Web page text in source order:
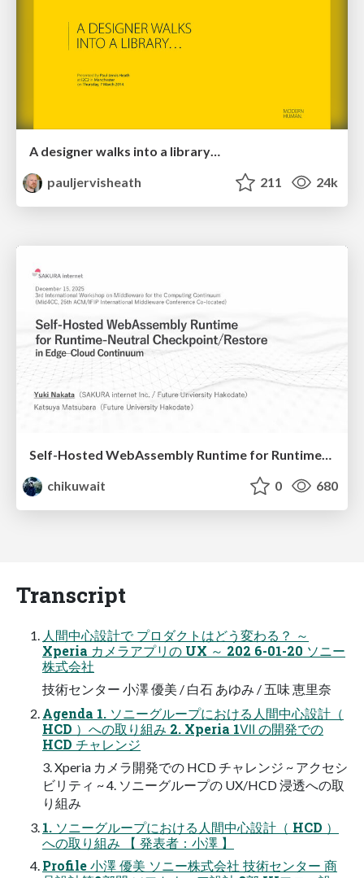
A designer walks into a library…
pauljervisheath
211 24k
chikuwait
0 680
Transcript
人間中心設計で プロダクトはどう変わる？ ～
Xperia カメラアプリの UX ～ 202 6-01-20 ソニー
株式会社
技術センター 小澤 優美 / 白石 あゆみ / 五味 恵里奈
Agenda 1. ソニーグループにおける人間中心設計（
HCD ）への取り組み 2. Xperia 1Ⅶ の開発での
HCD チャレンジ
3. Xperia カメラ開発での HCD チャレンジ ~ アクセシ
ビリティ ~ 4. ソニーグループの UX/HCD 浸透への取
り組み
1. ソニーグループにおける人間中心設計（ HCD ）
への取り組み 【 発表者：小澤 】
Profile 小澤 優美 ソニー株式会社 技術センター 商